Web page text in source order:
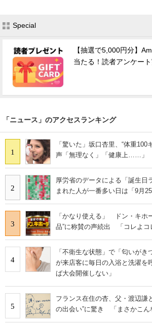
Special
【抽選で5,000円分】
当たる！読者アンケー
「ニュース」のアクセスランキング
1
「驚いた」坂口杏里、“体重100
声「無理なく」「健康上……」
2
厚労省のデータによる「誕生
まれた人が一番多い日は「9月
3
「かなり使える」 ドン・キホ
品”に称賛の声続出 「コレよコ
4
「不衛生な状態」で「匂いが
が来店客に毎日の入浴と洗濯を
ば大会開催しない」
5
フランス在住の杏、父・渡辺謙
の出会い”に驚き 「まさかこん